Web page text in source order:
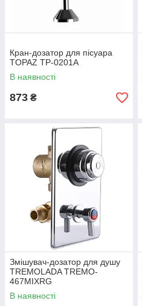
Кран-дозатор для пісуара
TOPAZ TP-0201A
В наявності
873 ₴
Змішувач-дозатор для душу
TREMOLADA ТREMO-
467MIXRG
В наявності